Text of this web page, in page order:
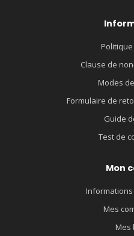
Clause de
Modes
Formulaire de
Guide
Test de
Mon
Mes
Mes